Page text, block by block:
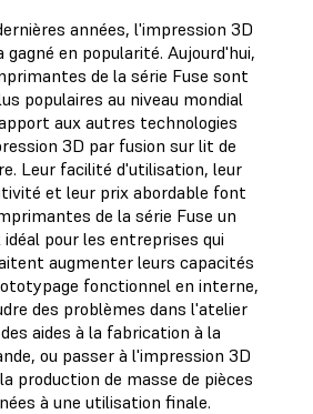
années, l'impression 3D
gagné en popularité. Aujourd'hui,
de la série Fuse sont
populaires au niveau mondial
aux autres technologies
3D par fusion sur lit de
Leur facilité d'utilisation, leur
et leur prix abordable font
de la série Fuse un
idéal pour les entreprises qui
augmenter leurs capacités
fonctionnel en interne,
des problèmes dans l'atelier
aides à la fabrication à la
ou passer à l'impression 3D
production de masse de pièces
à une utilisation finale.